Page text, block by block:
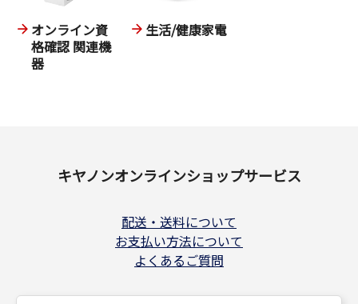
オンライン資
格確認 関連機
器
生活/健康家電
キヤノンオンラインショップサービス
配送・送料について
お支払い方法について
よくあるご質問